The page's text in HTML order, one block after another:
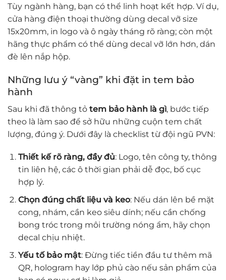
Tùy ngành hàng, bạn có thể linh hoạt kết hợp. Ví dụ,
cửa hàng điện thoại thường dùng decal vỡ size
15x20mm, in logo và ô ngày tháng rõ ràng; còn một
hãng thực phẩm có thể dùng decal vỡ lớn hơn, dán
đè lên nắp hộp.
Những lưu ý “vàng” khi đặt in tem bảo
hành
Sau khi đã thông tỏ tem bảo hành là gì, bước tiếp
theo là làm sao để sở hữu những cuộn tem chất
lượng, đúng ý. Dưới đây là checklist từ đội ngũ PVN:
Thiết kế rõ ràng, đầy đủ: Logo, tên công ty, thông
tin liên hệ, các ô thời gian phải dễ đọc, bố cục
hợp lý.
Chọn đúng chất liệu và keo: Nếu dán lên bề mặt
cong, nhám, cần keo siêu dính; nếu cần chống
bong tróc trong môi trường nóng ẩm, hãy chọn
decal chịu nhiệt.
Yếu tố bảo mật: Đừng tiếc tiền đầu tư thêm mã
QR, hologram hay lớp phủ cào nếu sản phẩm của